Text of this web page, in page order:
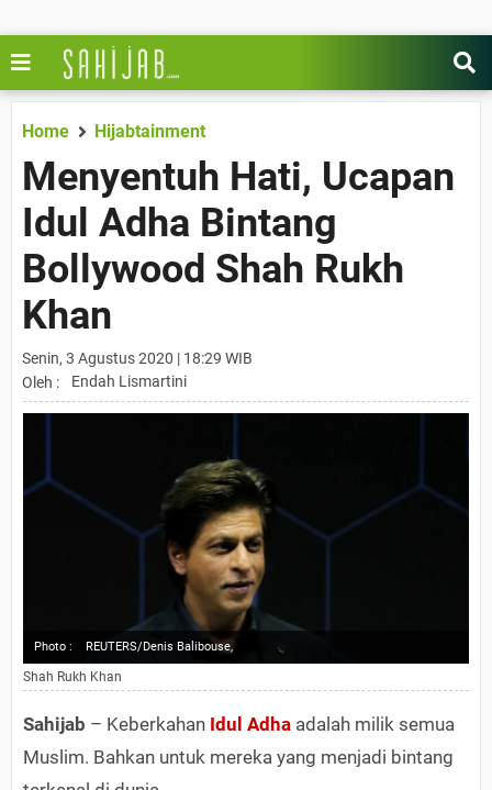
Home Hijabtainment
Menyentuh Hati, Ucapan
Idul Adha Bintang
Bollywood Shah Rukh
Khan
Senin, 3 Agustus 2020 | 18:29 WIB
Oleh :
Endah Lismartini
Photo : REUTERS/Denis Balibouse,
Shah Rukh Khan
Sahijab – Keberkahan Idul Adha adalah milik semua
Muslim. Bahkan untuk mereka yang menjadi bintang